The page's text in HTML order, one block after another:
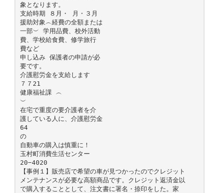
象となります。
支給時期 ８月・ 月・３月
援助対象︵経費の全額または
一部︶ 学用品費、校外活動
費、学校給食費、修学旅行
費など
申し込み 保護者の申請が必
要です。
介護慰労金を支給します
７７21
健康福祉課 ︵
︶
在宅で重度の要介護者を介
護している人に、介護慰労金
64
の
自動車の購入は慎重に！
玉村町消費生活センター
20−4020
【事例１】販売店で希望の車が見つかったのでクレジット
メンテナンスが必要な高額商品です。クレジット返済金以
で購入することとして、注文書に署名・捺印をした。家